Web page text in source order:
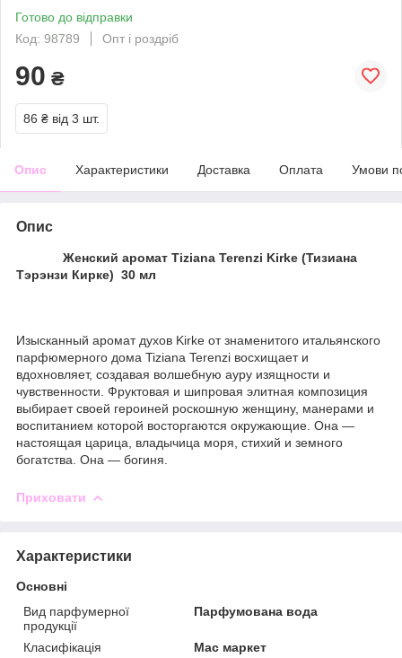
Готово до відправки
Код: 98789
Опт і роздріб
90 ₴
86 ₴ від 3 шт.
Опис Характеристики Доставка Оплата Умови
Опис
Женский аромат Tiziana Terenzi Kirke (Тизиана
Тэрэнзи Кирке) 30 мл
Изысканный аромат духов Kirke от знаменитого итальянского
парфюмерного дома Tiziana Terenzi восхищает и
вдохновляет, создавая волшебную ауру изящности и
чувственности. Фруктовая и шипровая элитная композиция
выбирает своей героиней роскошную женщину, манерами и
воспитанием которой восторгаются окружающие. Она —
настоящая царица, владычица моря, стихий и земного
богатства. Она — богиня.
Приховати
Характеристики
Основні
Вид парфумерної
продукції
Парфумована вода
Класифікація
Мас маркет